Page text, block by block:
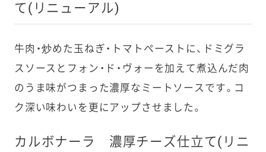
て(リニューアル)
牛肉・炒めた玉ねぎ・トマトペーストに、ドミグラ
スソースとフォン・ド・ヴォーを加えて煮込んだ肉
のうま味がつまった濃厚なミートソースです。コ
ク深い味わいを更にアップさせました。
カルボナーラ 濃厚チーズ仕立て(リニ